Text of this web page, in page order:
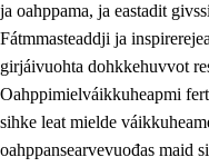
Fátmmasteaddji
3.2 Oahpaheapmi ja
3.3 Ovttasbargu
3.4 Oahpahus
ja oahppama, ja eastadit
Fátmmasteaddji ja
girjáivuohta dohkkehuvvot
Oahppimielváikkuheapmi
sihke leat mielde
oahppansearvevuođas maid